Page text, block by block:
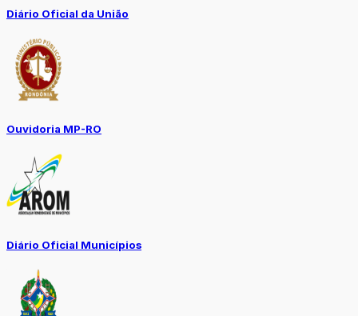
Diário Oficial da União
Ouvidoria MP-RO
Diário Oficial Municípios